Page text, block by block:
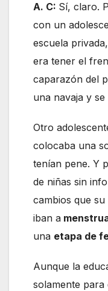
A. C: Sí, claro.
con un
escuela
era tener el
caparazón del
una navaja y
Otro
colocaba una
tenían pene. Y
de niñas sin
cambios que
iban a
una etapa de
Aunque la
solamente para